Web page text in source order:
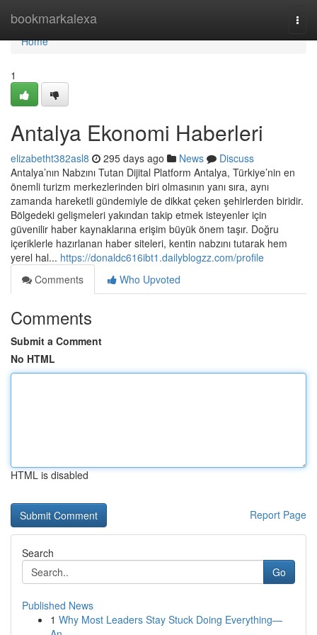
bookmarkalexa
Home
Home
1
Antalya Ekonomi Haberleri
elizabetht382asl8 295 days ago News
Discuss
Antalya’nın Nabzını Tutan Dijital Platform Antalya, Türkiye’nin en
önemli turizm merkezlerinden biri olmasının yanı sıra, aynı
zamanda hareketli gündemiyle de dikkat çeken şehirlerden biridir.
Bölgedeki gelişmeleri yakından takip etmek isteyenler için
güvenilir haber kaynaklarına erişim büyük önem taşır. Doğru
içeriklerle hazırlanan haber siteleri, kentin nabzını tutarak hem
yerel hal... https://donaldc616ibt1.dailyblogzz.com/profile
Comments
Who Upvoted
Comments
Submit a Comment
No HTML
HTML is disabled
Report Page
Search
Go
Published News
1 Why Most Leaders Stay Stuck Doing Everything—